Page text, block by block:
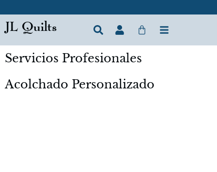
JL Quilts
Servicios Profesionales
Acolchado Personalizado